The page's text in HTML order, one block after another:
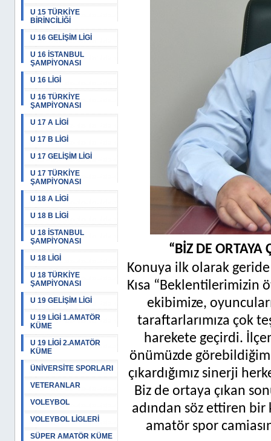
U 15 TÜRKİYE
BİRİNCİLİĞİ
U 16 GELİŞİM LİGİ
U 16 İSTANBUL
ŞAMPİYONASI
U 16 LİGİ
U 16 TÜRKİYE
ŞAMPİYONASI
U 17 A LİGİ
U 17 B LİGİ
U 17 GELİŞİM LİGİ
U 17 TÜRKİYE
ŞAMPİYONASI
U 18 A LİGİ
U 18 B LİGİ
U 18 İSTANBUL
ŞAMPİYONASI
U 18 LİGİ
U 18 TÜRKİYE
ŞAMPİYONASI
U 19 GELİŞİM LİGİ
U 19 LİGİ 1.AMATÖR
KÜME
U 19 LİGİ 2.AMATÖR
KÜME
ÜNİVERSİTE SPORLARI
VETERANLAR
VOLEYBOL
VOLEYBOL LİGLERİ
SÜPER AMATÖR KÜME
“BİZ DE
Konuya ilk olarak
Kısa “Beklentilerimizin
ekibimize,
taraftarlarımıza çok
harekete geçirdi.
önümüzde
çıkardığımız sinerji
Biz de ortaya çıkan
adından söz ettiren
amatör spor